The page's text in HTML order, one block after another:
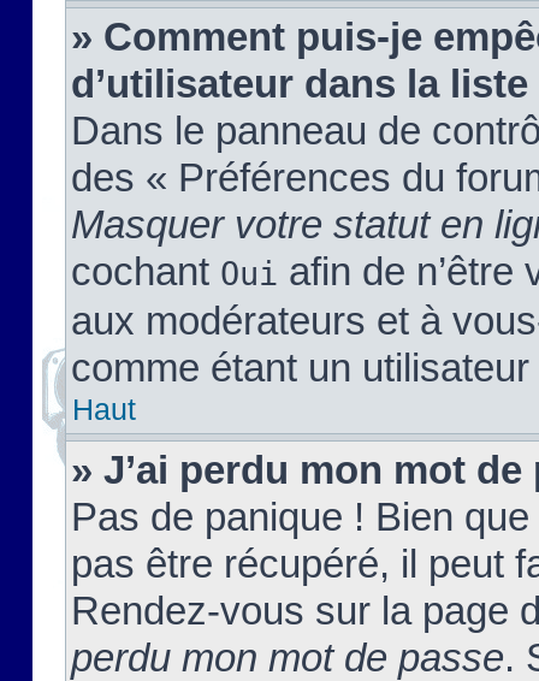
» Comment puis-je
d’utilisateur dans la
Dans le panneau de
des « Préférences du
Masquer votre statut en
cochant Oui afin de n’être
aux modérateurs et à
comme étant un
Haut
» J’ai perdu mon mot de
Pas de panique ! Bien
pas être récupéré, il peut
Rendez-vous sur la page
perdu mon mot de passe.